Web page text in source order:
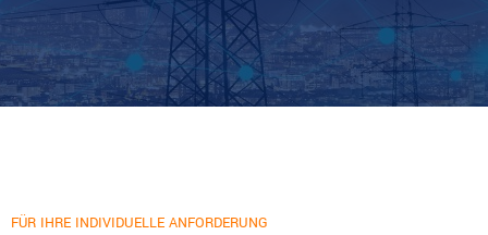
FÜR IHRE INDIVIDUELLE ANFORDERUNG